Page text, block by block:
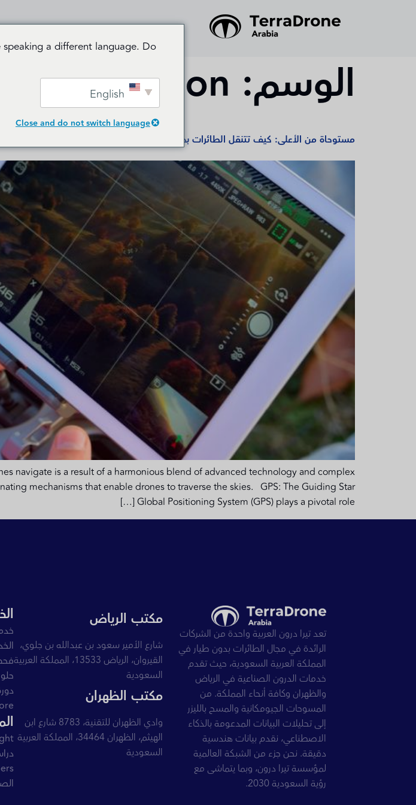
الوسم: Navigation
مستوحاة من الأعلى: كيف تتنقل الطائرات بدون طيار في السماء
navigate is a result of a harmonious blend of advanced technology and complex
mechanisms that enable drones to traverse the skies. GPS: The Guiding Star
Global Positioning System (GPS) plays a pivotal role […]
تعد تيرا درون العربية واحدة من الشركات
الرائدة في مجال الطائرات بدون طيار في
المملكة العربية السعودية، حيث تقدم
خدمات الدرون الصناعية في الرياض
والظهران وكافة أنحاء المملكة. من
المسوحات الجيومكانية والمسح بالليزر
إلى تحليلات البيانات المدعومة بالذكاء
الاصطناعي، نقدم بيانات هندسية
دقيقة. نحن جزء من الشبكة العالمية
لمؤسسة تيرا درون، وبما يتماشى مع
رؤية السعودية 2030.
مكتب الرياض
شارع الأمير سعود بن عبدالله بن جلوي،
القيروان، الرياض 13533، المملكة العربية
السعودية
مكتب الظهران
وادي الظهران للتقنية، 8783 شارع ابن
الهيثم، الظهران 34464، المملكة العربية
السعودية
a different language. Do
English
Close and do not switch language